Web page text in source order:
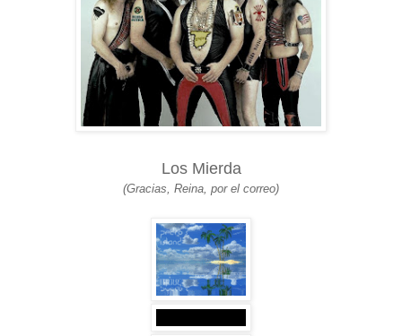
Los Mierda
(Gracias, Reina, por el correo)